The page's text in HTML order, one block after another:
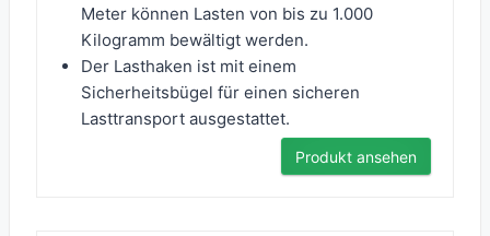
Meter können Lasten von bis zu 1.000
Kilogramm bewältigt werden.
Der Lasthaken ist mit einem
Sicherheitsbügel für einen sicheren
Lasttransport ausgestattet.
Produkt ansehen